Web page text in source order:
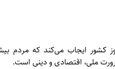
کشور ایجاب می‌کند که مردم
ملی، اقتصادی و دینی است.